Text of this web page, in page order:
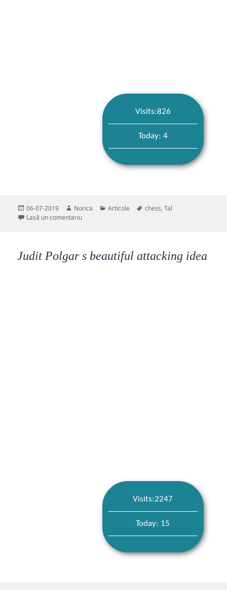
Visits:826
Today: 4
Publicat
pe
06-07-2019 Autor
Norica Categorii
Articole Etichete
chess,Tal
Lasă un comentariula Mikhail Tal takes his opponent into a deep…
Judit Polgar s beautiful attacking idea
Visits:2247
Today: 15